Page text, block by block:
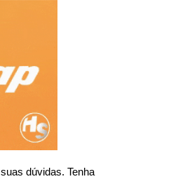
dúvidas. Tenha